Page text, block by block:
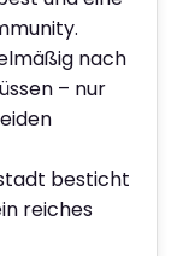
nach
– nur
besticht
reiches